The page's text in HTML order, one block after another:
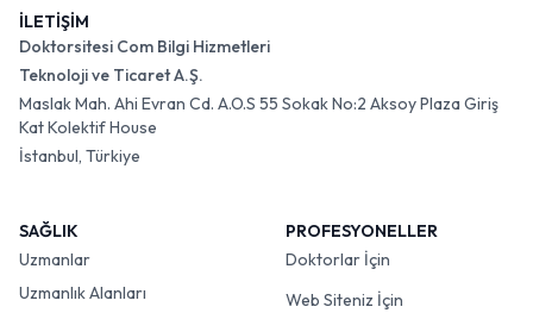
İLETİŞİM
Doktorsitesi Com Bilgi Hizmetleri
Teknoloji ve Ticaret A.Ş.
Maslak Mah. Ahi Evran Cd. A.O.S 55 Sokak No:2 Aksoy Plaza Giriş
Kat Kolektif House
İstanbul, Türkiye
SAĞLIK
Uzmanlar
Uzmanlık Alanları
PROFESYONELLER
Doktorlar İçin
Web Siteniz İçin